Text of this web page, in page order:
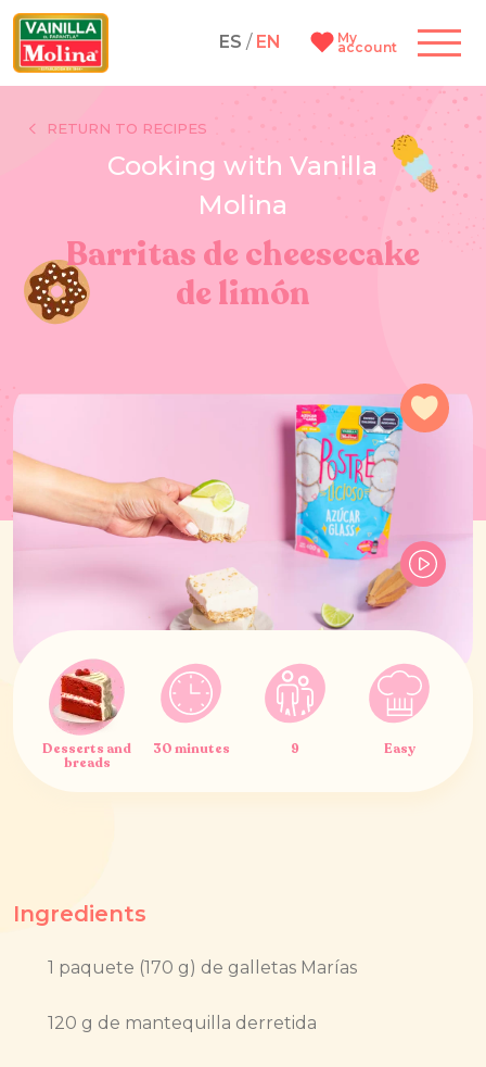
ES / EN My
account
RETURN TO RECIPES
Cooking with Vanilla
Molina
Barritas de cheesecake
de limón
Desserts and
breads
30 minutes 9 Easy
Ingredients
1 paquete (170 g) de galletas Marías
120 g de mantequilla derretida